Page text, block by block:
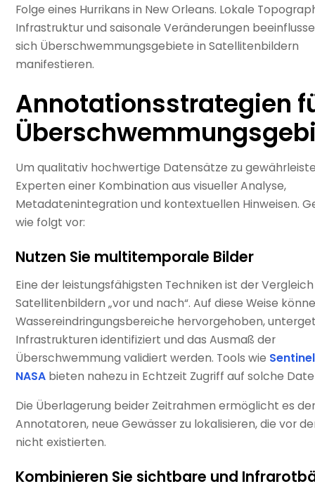
Folge eines Hurrikans in New Orleans. Lokale
Infrastruktur und saisonale Veränderungen
sich Überschwemmungsgebiete in Satellitenbildern
manifestieren.
Annotationsstrategien
Um qualitativ hochwertige Datensätze zu
Experten einer Kombination aus visueller Analyse,
Metadatenintegration und kontextuellen Hinweisen.
wie folgt vor:
Nutzen Sie multitemporale Bilder
Eine der leistungsfähigsten Techniken ist der
Satellitenbildern „vor und nach“. Auf diese Weise
Wassereindringungsbereiche hervorgehoben,
Infrastrukturen identifiziert und das Ausmaß der
Überschwemmung validiert werden. Tools wie
NASA bieten nahezu in Echtzeit Zugriff auf solche
Die Überlagerung beider Zeitrahmen ermöglicht es
Annotatoren, neue Gewässer zu lokalisieren, die vor
nicht existierten.
Kombinieren Sie sichtbare und